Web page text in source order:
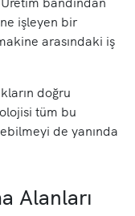
işleyen bir
arasındaki iş
doğru
tüm bu
de yanında
Alanları